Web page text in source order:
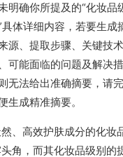
明确你所提及的“化妆品
具体详细内容，若要生成
源、提取步骤、关键技
可能面临的问题及解决
无法给出准确摘要，请
生成精准摘要。
、高效护肤成分的化妆
角，而其化妆品级别的